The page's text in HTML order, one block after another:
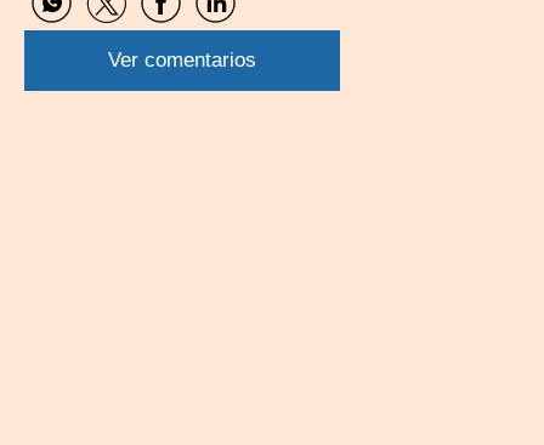
Compartir
por
WhatsApp
Compartir
por
Twitter
Compartir
por
Facebook
Compartir
por
Linkedin
Ver comentarios